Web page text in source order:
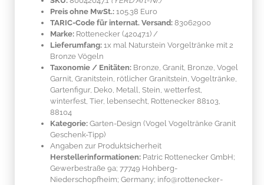
Preis ohne MwSt.: 105.38 Euro
TARIC-Code für internat. Versand: 83062900
Marke: Rottenecker (42047.1) /
Lieferumfang: 1x mal Naturstein Vorgeltränke mit 2
Bronze Vögeln
Taxonomie / Enitäten: Bronze, Granit , Bronze, Vogel
Garnit, Granitstein, rötlicher Granitstein, Vogeltränke,
Gartenfigur, Deko, Metall, Stein, wetterfest,
winterfest, Tier, lebensecht, Rottenecker 88103,
88104
Kategorie: Garten-Design (Vogel Vogeltränke Granit
Geschenk-Tipp)
Angaben zur Produktsicherheit
Herstellerinformationen: Patric Rottenecker GmbH;
Gewerbestraße 9a; 77749 Hohberg-
Niederschopfheim; Germany; info@rottenecker-